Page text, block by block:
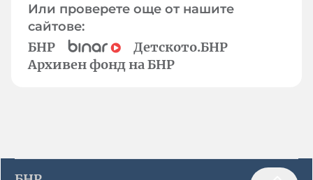
Или проверете още от нашите
сайтове:
БНР
Детското.БНР
Архивен фонд на БНР